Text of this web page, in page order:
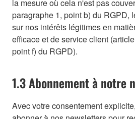
la mesure où cela n'est pas
paragraphe 1, point b) du RGPD,
sur nos intérêts légitimes en
efficace et de service client
point f) du RGPD).
1.3 Abonnement à notre
Avec votre consentement